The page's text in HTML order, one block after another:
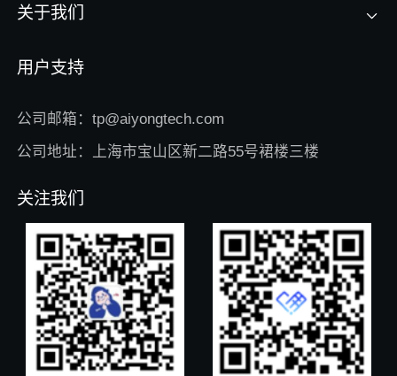
关于我们
用户支持
公司邮箱：tp@aiyongtech.com
公司地址：上海市宝山区新二路55号裙楼三楼
关注我们